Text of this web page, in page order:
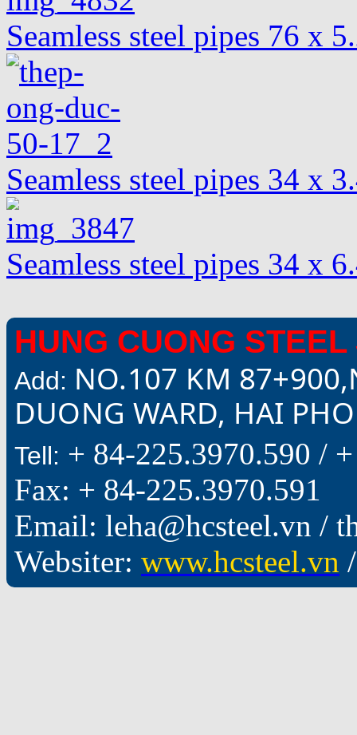
Seamless steel pipes 76 x
Seamless steel pipes 34 x
Seamless steel pipes 34 x
HUNG CUONG
Add: NO.107 KM
DUONG WARD, HAI
Tell: + 84-225.3970.590 /
Fax: + 84-225.3970.591
Email: leha@hcsteel.vn /
Websiter: www.hcsteel.vn